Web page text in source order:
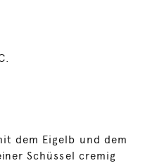
dem Eigelb und dem
Schüssel cremig